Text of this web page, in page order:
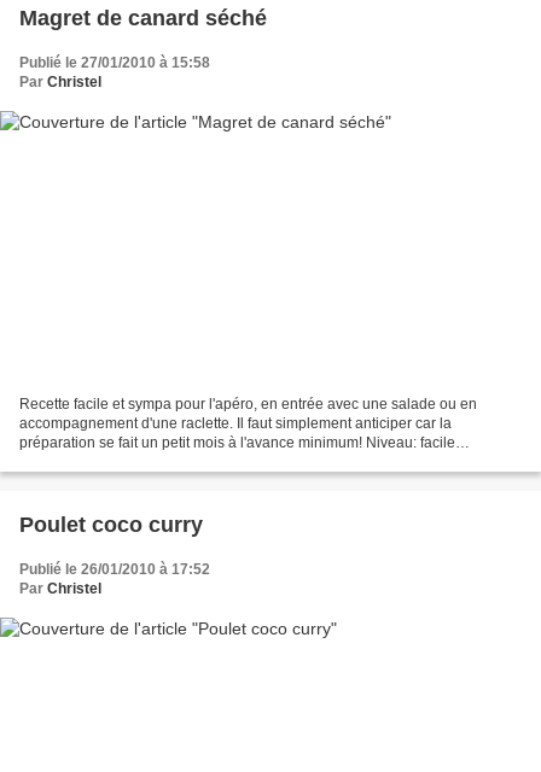
Magret de canard séché
Publié le 27/01/2010 à 15:58
Par Christel
Recette facile et sympa pour l'apéro, en entrée avec une salade ou en
accompagnement d'une raclette. Il faut simplement anticiper car la
préparation se fait un petit mois à l'avance minimum! Niveau: facile
Poulet coco curry
Publié le 26/01/2010 à 17:52
Par Christel